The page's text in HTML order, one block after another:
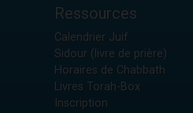
Ressources
Calendrier Juif
Sidour (livre de prière)
Horaires de Chabbath
Livres Torah-Box
Inscription